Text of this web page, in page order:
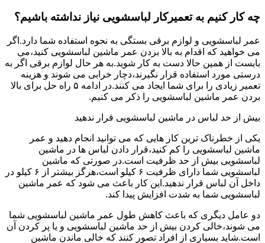
چه کار کنیم به تعمیرکار لباسشویی نیاز نداشته باشیم؟
عمر لباسشویی و لوازم برقی بستگی به نحوه استفاده شما دارد.اگر
می خواهید که اقدام به بالا بردن عمر ماشین لباسشویی کنید،می
بایست از همین حالا دست به کار شوید.به هر حال لوازم برقی اگر به
درستی مورد استفاده قرار نگیرند،دچار خرابی می شوند و هزینه
تعمیر زیادی را برای شما ایجاد می کنند.در ادامه ۵ راه حل برای بالا
بردن عمر ماشین لباسشویی را ذکر می کنیم.
بیش از حد لباس در ماشین لباسشویی قرار ندهید
یکی از خطرناک ترین کار هایی که می توانید انجام دهید و عمر
ماشین لباسشویی را کم کنید،قرار دادن لباس ها در ماشین
لباسشویی بیش از حد ظرفیت است.در صورتی که ماشین
لباسشویی شما دارای ظرفیت ۶ کیلو است،هرگز بیشتر از ۶ کیلو در
داخل آن لباس قرار ندهید.این کار باعث می شود که عمر ماشین
لباسشویی شما به شدت افزایش پیدا کند.
دو عامل دیگری که باعث کاهش طول عمر ماشین لباسشویی شما
می شوند،خالی کردن بیش از حد ماشین لباسشویی و یا پر کردن آن
است.شاید بسیاری از افراد تصور کنند که خالی ماندن ماشین